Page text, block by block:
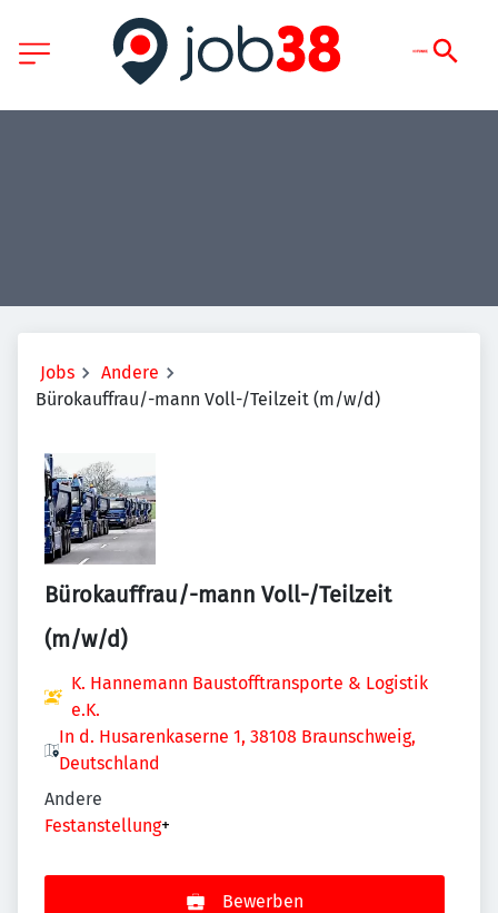
Jobs
Andere
Bürokauffrau/-mann Voll-/Teilzeit (m/w/d)
Bürokauffrau/-mann Voll-/Teilzeit
(m/w/d)
K. Hannemann Baustofftransporte & Logistik
e.K.
In d. Husarenkaserne 1, 38108 Braunschweig,
Deutschland
Andere
Festanstellung+
Bewerben